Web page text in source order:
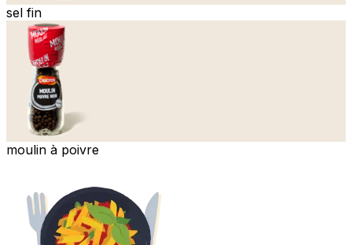
sel fin
moulin à poivre